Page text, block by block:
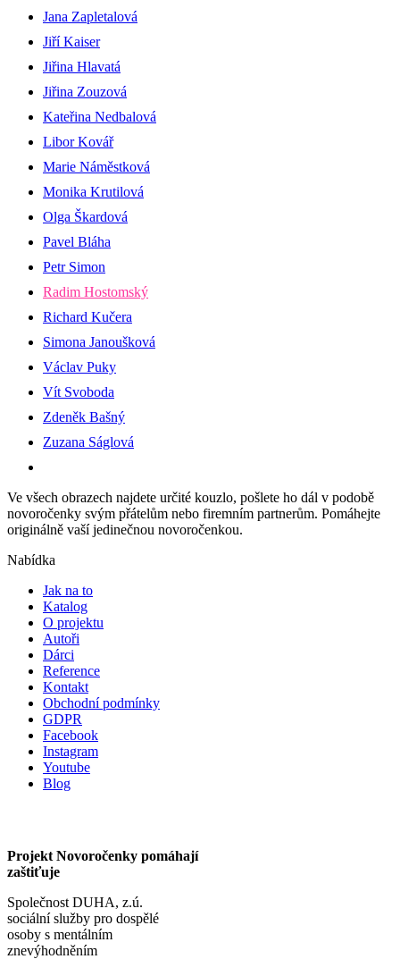
Jana Zapletalová
Jiří Kaiser
Jiřina Hlavatá
Jiřina Zouzová
Kateřina Nedbalová
Libor Kovář
Marie Náměstková
Monika Krutilová
Olga Škardová
Pavel Bláha
Petr Simon
Radim Hostomský
Richard Kučera
Simona Janoušková
Václav Puky
Vít Svoboda
Zdeněk Bašný
Zuzana Ságlová
Ve všech obrazech najdete určité kouzlo, pošlete ho dál v podobě
novoročenky svým přátelům nebo firemním partnerům. Pomáhejte
originálně vaší jedinečnou novoročenkou.
Nabídka
Jak na to
Katalog
O projektu
Autoři
Dárci
Reference
Kontakt
Obchodní podmínky
GDPR
Facebook
Instagram
Youtube
Blog
Projekt Novoročenky pomáhají
zaštiťuje
Společnost DUHA, z.ú.
sociální služby pro dospělé
osoby s mentálním
znevýhodněním